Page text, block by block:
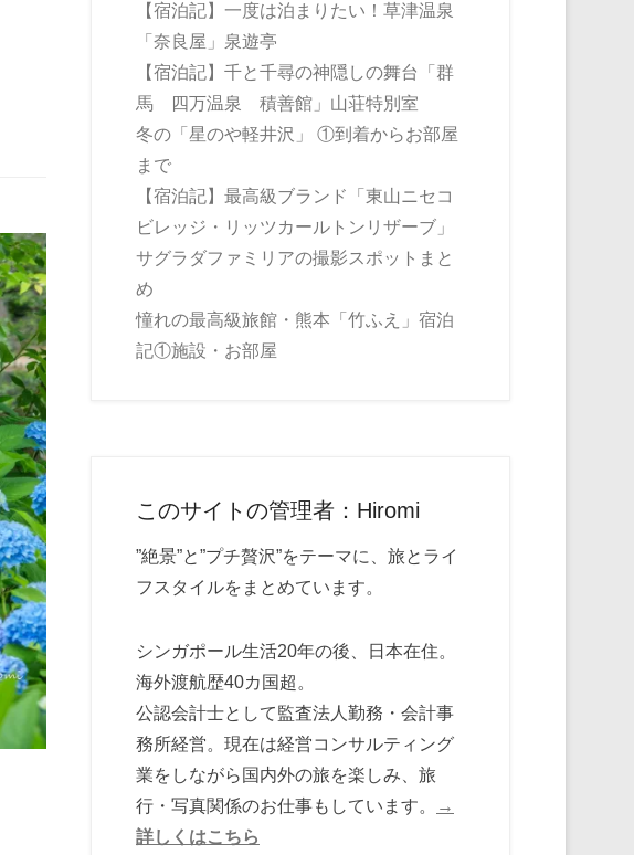
【宿泊記】一度は泊まりたい！草津温泉
「奈良屋」泉遊亭
【宿泊記】千と千尋の神隠しの舞台「群
馬 四万温泉 積善館」山荘特別室
冬の「星のや軽井沢」 ①到着からお部屋
まで
【宿泊記】最高級ブランド「東山ニセコ
ビレッジ・リッツカールトンリザーブ」
サグラダファミリアの撮影スポットまと
め
憧れの最高級旅館・熊本「竹ふえ」宿泊
記①施設・お部屋
このサイトの管理者：Hiromi
”絶景”と”プチ贅沢”をテーマに、旅とライ
フスタイルをまとめています。
シンガポール生活20年の後、日本在住。
海外渡航歴40カ国超。
公認会計士として監査法人勤務・会計事
務所経営。現在は経営コンサルティング
業をしながら国内外の旅を楽しみ、旅
行・写真関係のお仕事もしています。
→
詳しくはこちら